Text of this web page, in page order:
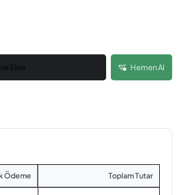
Ekle Hemen Al
Ödeme Toplam Tutar